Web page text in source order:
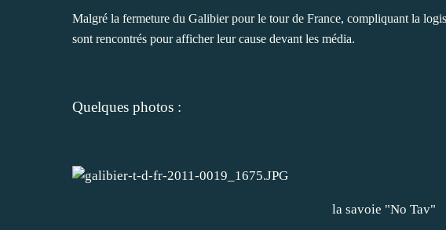
Malgré la fermeture du Galibier pour le tour de France, compliquant la
sont rencontrés pour afficher leur cause devant les média.
Quelques photos :
la savoie "No Tav"